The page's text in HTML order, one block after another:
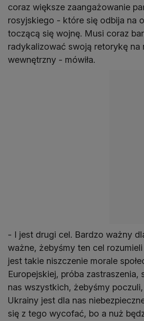
coraz większe zaangażowanie
rosyjskiego - które się odbija na
toczącą się wojnę. Musi coraz
radykalizować swoją retorykę na
wewnętrzny - mówiła.
- I jest drugi cel. Bardzo ważny
ważne, żebyśmy ten cel rozumieli
jest takie niszczenie morale
Europejskiej, próba zastraszenia,
nas wszystkich, żebyśmy
Ukrainy jest dla nas
się z tego wycofać, bo a nuż